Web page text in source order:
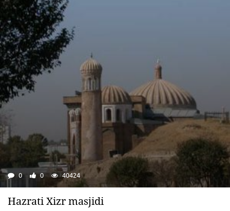
0 0 40424
Hazrati Хizr masjidi